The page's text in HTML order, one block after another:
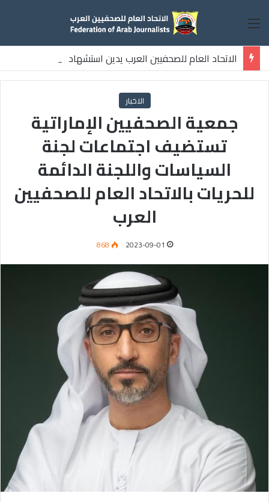
القائمة
الاتحاد العام للصحفيين العرب يدين استشهاد
ثلاثة صحفيين فلسطينيين باستهداف إسرائيلي وسط قطاع غزة
الاخبار
جمعية الصحفيين الإماراتية
تستضيف اجتماعات لجنة
السياسات واللجنة الدائمة
للحريات بالاتحاد العام للصحفيين
العرب
2023-09-01
868